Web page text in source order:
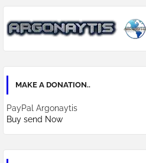
MAKE A DONATION..
PayPal Argonaytis
Buy send Now